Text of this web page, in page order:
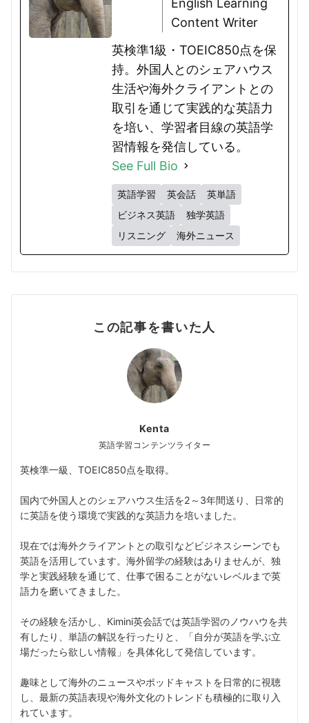
English Learning
Content Writer
英検準1級・TOEIC850点を保
持。外国人とのシェアハウス
生活や海外クライアントとの
取引を通じて実践的な英語力
を培い、学習者目線の英語学
習情報を発信している。
See Full Bio
英語学習 英会話
英単語
ビジネス英語
独学英語
リスニング
海外ニュース
この記事を書いた人
Kenta
英語学習コンテンツライター
英検準一級、TOEIC850点を取得。
国内で外国人とのシェアハウス生活を2～3年間送り、日常的
に英語を使う環境で実践的な英語力を培いました。
現在では海外クライアントとの取引などビジネスシーンでも
英語を活用しています。海外留学の経験はありませんが、独
学と実践経験を通じて、仕事で困ることがないレベルまで英
語力を磨いてきました。
その経験を活かし、Kimini英会話では英語学習のノウハウを共
有したり、単語の解説を行ったりと、「自分が英語を学ぶ立
場だったら欲しい情報」を具体化して発信しています。
趣味として海外のニュースやポッドキャストを日常的に視聴
し、最新の英語表現や海外文化のトレンドも積極的に取り入
れています。